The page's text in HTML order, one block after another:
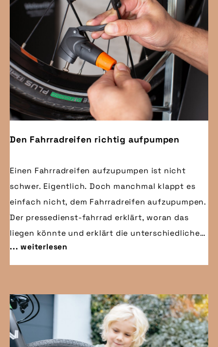
Den Fahrradreifen richtig aufpumpen
Einen Fahrradreifen aufzupumpen ist nicht
schwer. Eigentlich. Doch manchmal klappt es
einfach nicht, dem Fahrradreifen aufzupumpen.
Der pressedienst-fahrrad erklärt, woran das
liegen könnte und erklärt die unterschiedlichen
Ventilarten.
... weiterlesen